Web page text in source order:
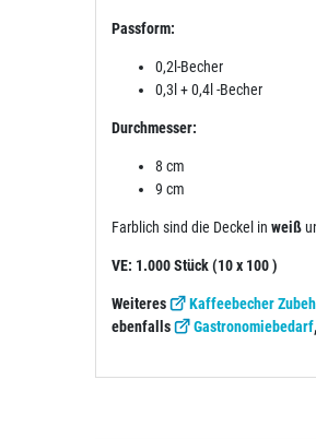
Passform:
0,2l-Becher
0,3l + 0,4l -Becher
Durchmesser:
8 cm
9 cm
Farblich sind die Deckel in weiß
VE: 1.000 Stück (10 x 100 )
Weiteres Kaffeebecher
ebenfalls
Gastronomiebedarf,